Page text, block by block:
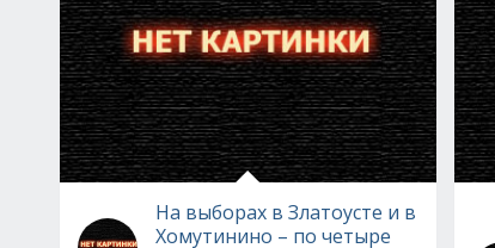
На выборах в Златоусте и в
Хомутинино – по четыре